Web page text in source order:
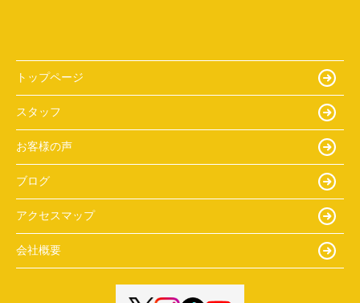
トップページ
スタッフ
お客様の声
ブログ
アクセスマップ
会社概要